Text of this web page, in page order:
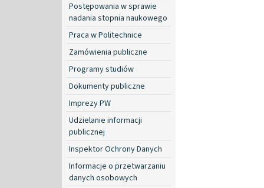
Postępowania w sprawie
nadania stopnia naukowego
Praca w Politechnice
Zamówienia publiczne
Programy studiów
Dokumenty publiczne
Imprezy PW
Udzielanie informacji
publicznej
Inspektor Ochrony Danych
Informacje o przetwarzaniu
danych osobowych